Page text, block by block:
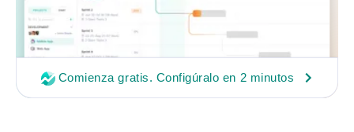
Comienza gratis. Configúralo en 2 minutos